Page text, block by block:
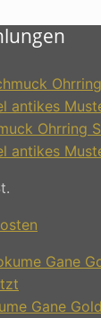
Ohrring
antikes
Gane